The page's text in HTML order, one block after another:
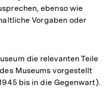
ebenso wie
Vorgaben oder
die relevanten Teile
Museums vorgestellt
bis in die Gegenwart).